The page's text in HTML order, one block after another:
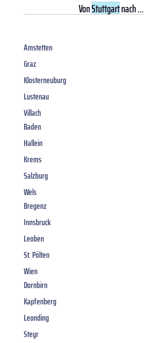
VonStuttgartnach ...
Amstetten
Graz
Klosterneuburg
Lustenau
Villach
Baden
Hallein
Krems
Salzburg
Wels
Bregenz
Innsbruck
Leoben
St. Pölten
Wien
Dornbirn
Kapfenberg
Leonding
Steyr